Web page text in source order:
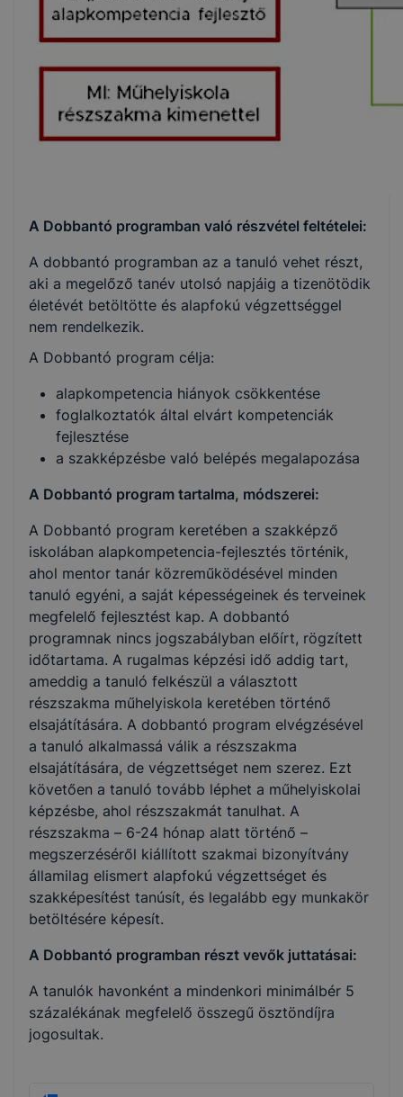
A Dobbantó programban való részvétel feltételei:
A dobbantó programban az a tanuló vehet részt,
aki a megelőző tanév utolsó napjáig a tizenötödik
életévét betöltötte és alapfokú végzettséggel
nem rendelkezik.
A Dobbantó program célja:
alapkompetencia hiányok csökkentése
foglalkoztatók által elvárt kompetenciák
fejlesztése
a szakképzésbe való belépés megalapozása
A Dobbantó program tartalma, módszerei:
A Dobbantó program keretében a szakképző
iskolában alapkompetencia-fejlesztés történik,
ahol mentor tanár közreműködésével minden
tanuló egyéni, a saját képességeinek és terveinek
megfelelő fejlesztést kap. A dobbantó
programnak nincs jogszabályban előírt, rögzített
időtartama. A rugalmas képzési idő addig tart,
ameddig a tanuló felkészül a választott
részszakma műhelyiskola keretében történő
elsajátítására. A dobbantó program elvégzésével
a tanuló alkalmassá válik a részszakma
elsajátítására, de végzettséget nem szerez. Ezt
követően a tanuló tovább léphet a műhelyiskolai
képzésbe, ahol részszakmát tanulhat. A
részszakma – 6-24 hónap alatt történő –
megszerzéséről kiállított szakmai bizonyítvány
államilag elismert alapfokú végzettséget és
szakképesítést tanúsít, és legalább egy munkakör
betöltésére képesít.
A Dobbantó programban részt vevők juttatásai:
A tanulók havonként a mindenkori minimálbér 5
százalékának megfelelő összegű ösztöndíjra
jogosultak.